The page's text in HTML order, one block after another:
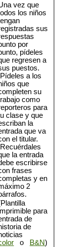
vez que
los niños
sus
por
pídeles
regresen a
puestos.
Pídeles a los
que
su
como
para
clase y que
la
que va
el titular.
Recuérdales
la entrada
escribirse
frases
y en
2
para
de
de
o B&N)